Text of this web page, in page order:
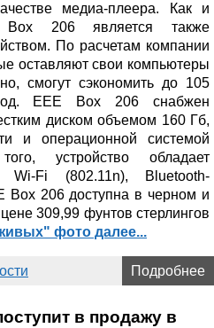
медиа-плеера. Как и
206 является также
По расчетам компании
оставляют свои компьютеры
смогут сэкономить до 105
EEE Box 206 снабжен
диском объемом 160 Гб,
и операционной системой
устройство обладает
Wi-Fi (802.11n), Bluetooth-
Box 206 доступна в черном и
309,99 фунтов стерлингов
фото далее...
Подробнее
в продажу в